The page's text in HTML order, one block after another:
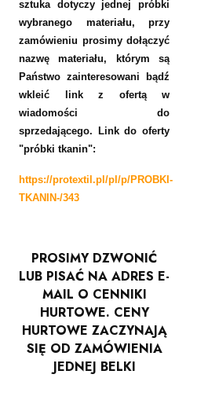
sztuka dotyczy jednej próbki
wybranego materiału, przy
zamówieniu prosimy dołączyć
nazwę materiału, którym są
Państwo zainteresowani bądź
wkleić link z ofertą w
wiadomości do
sprzedającego. Link do oferty
"próbki tkanin":
https://protextil.pl/pl/p/PROBKI-
TKANIN-/343
PROSIMY DZWONIĆ
LUB PISAĆ NA ADRES E-
MAIL O CENNIKI
HURTOWE. CENY
HURTOWE ZACZYNAJĄ
SIĘ OD ZAMÓWIENIA
JEDNEJ BELKI